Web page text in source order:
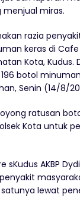
miras.
razia
keras di Cafe
Kota, Kudus.
botol
Senin (14/8/
ratusan
Kota untuk
sKudus AKBP
satunya lewat